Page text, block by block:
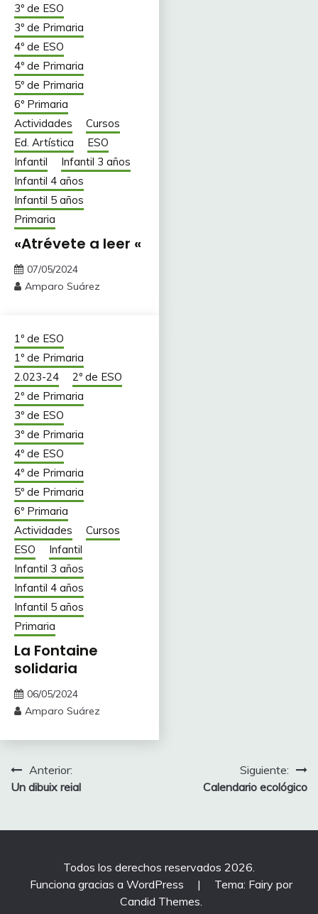
3º de ESO
3º de Primaria
4º de ESO
4º de Primaria
5º de Primaria
6º Primaria
Actividades
Cursos
Ed. Artística
ESO
Infantil
Infantil 3 años
Infantil 4 años
Infantil 5 años
Primaria
«Atrévete a leer «
07/05/2024
Amparo Suárez
1º de ESO
1º de Primaria
2.023-24
2º de ESO
2º de Primaria
3º de ESO
3º de Primaria
4º de ESO
4º de Primaria
5º de Primaria
6º Primaria
Actividades
Cursos
ESO
Infantil
Infantil 3 años
Infantil 4 años
Infantil 5 años
Primaria
La Fontaine
solidaria
06/05/2024
Amparo Suárez
Navegación
de
Anterior:
Un dibuix reial
Siguiente:
Calendario ecológico
Todos los derechos reservados 2026.
Funciona gracias a WordPress
|
Tema: Fairy por
Candid Themes